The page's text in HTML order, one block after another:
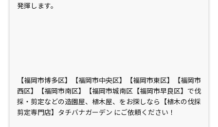
発揮します。
【福岡市博多区】【福岡市中央区】【福岡市東区】【福岡市
西区】【福岡市南区】【福岡市城南区【福岡市早良区】で伐
採・剪定などの造園屋、植木屋、をお探しなら【植木の伐採
剪定専門店】タチバナガーデン にご依頼ください！